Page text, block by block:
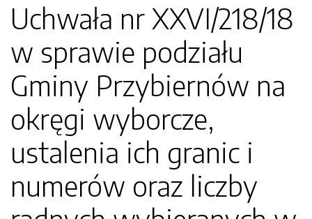
Uchwała nr XXVI/218/18
w sprawie podziału
Gminy Przybiernów na
okręgi wyborcze,
ustalenia ich granic i
numerów oraz liczby